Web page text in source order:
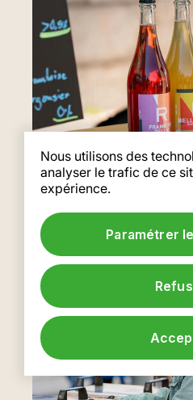
Nous utilisons des
analyser le trafic de ce
expérience.
Paramétrer